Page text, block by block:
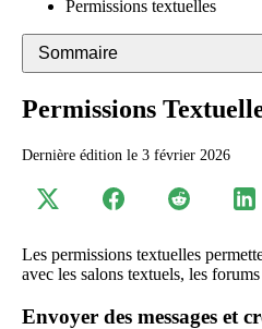
Permissions textuelles
Sommaire
Permissions
Dernière édition le 3 février 2026
Les permissions textuelles
avec les salons textuels, les
Envoyer des messages et